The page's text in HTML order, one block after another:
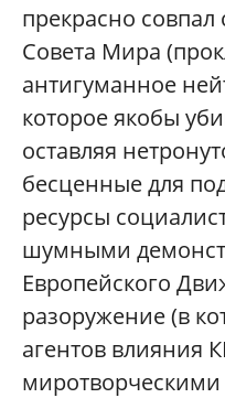
прекрасно
Совета Мира
антигуманное
которое якобы
оставляя
бесценные для
ресурсы
шумными
Европейского
разоружение (в
агентов влияния